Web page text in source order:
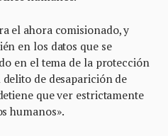
el ahora comisionado, y
en los datos que se
en el tema de la protección
de desaparición de
que ver estrictamente
humanos».